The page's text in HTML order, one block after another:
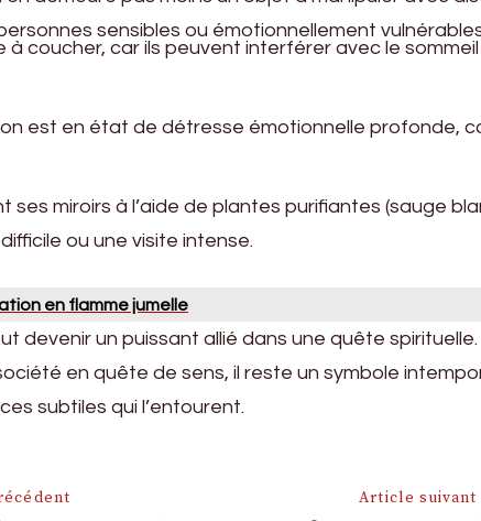
sensibles ou émotionnellement
à coucher, car ils peuvent interférer avec le
est en état de détresse émotionnelle profonde,
miroirs à l’aide de plantes purifiantes (sauge
ou une visite intense.
en flamme jumelle
devenir un puissant allié dans une quête spirituelle.
en quête de sens, il reste un symbole
subtiles qui l’entourent.
Article suivant